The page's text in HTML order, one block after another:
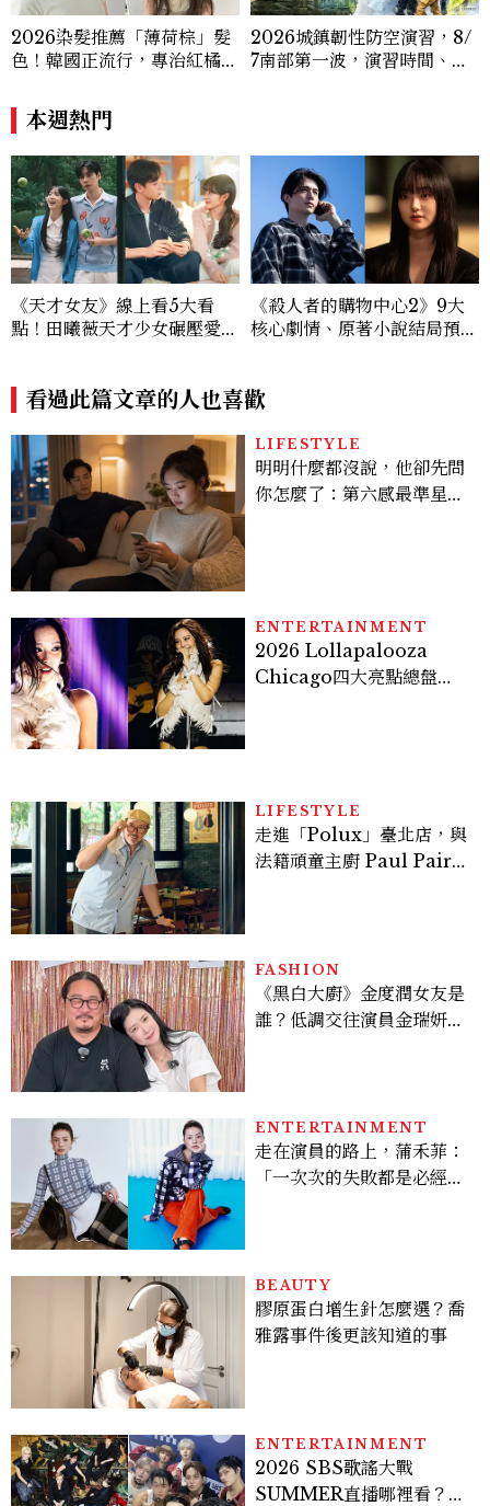
2026染髮推薦「薄荷棕」髮
色！韓國正流行，專治紅橘
2026城鎮韌性防空演習，8/
7南部第一波，演習時間、可
本週熱門
《天才女友》線上看5大看
點！田曦薇天才少女碾壓愛因
《殺人者的購物中心2》9大
核心劇情、原著小說結局預測
變
看過此篇文章的人也喜歡
LIFESTYLE
明明什麼都沒說，他卻先問
你怎麼了：第六感最準星座
ENTERTAINMENT
2026 Lollapalooza
Chicago四大亮點總盤
LIFESTYLE
走進「Polux」臺北店，與
法籍頑童主廚 Paul Pairet
FASHION
《黑白大廚》金度潤女友是
誰？低調交往演員金瑞妍、
ENTERTAINMENT
走在演員的路上，蒲禾菲：
「一次次的失敗都是必經過
BEAUTY
膠原蛋白增生針怎麼選？喬
雅露事件後更該知道的事
ENTERTAINMENT
2026 SBS歌謠大戰
SUMMER直播哪裡看？